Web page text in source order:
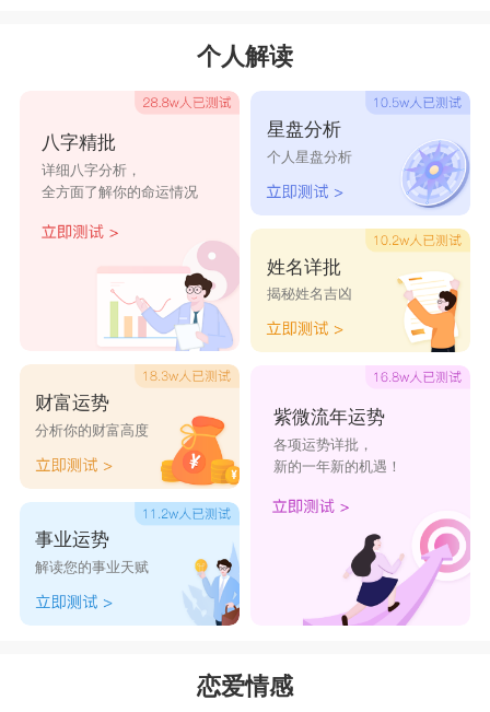
时
少女梦
了
走着走
着就散
了
俄想妳哩 ジ对你 冷却
雾,以—
泪…聚...
爱昧关
系
黛色暮
雪
说变就
变
想你时你
不在
半调子
此间风
雅颂
现在开
始爱你
不实际
爱过才知
乱世浮
生
江山偏
冷
花费时
间
没心没肺
骨的痛
心酸的
依赖
无尽的
恶魔小小
生
承诺的
代价
想你时
别出现
过你
个人解读
八字精批
详细八字分析，
全方面了解你的命运情况
财富运势
分析你的财富高度
事业运势
解读您的事业天赋
星盘分析
个人星盘分析
姓名详批
揭秘姓名吉凶
紫微流年运势
各项运势详批，
新的一年新的机遇！
恋爱情感